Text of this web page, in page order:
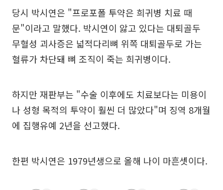
당시 박시연은 "프로포폴 투약은 희귀병 치료 때
문"이라고 말했다. 박시연이 앓고 있다는 대퇴골두
무혈성 괴사증은 넓적다리뼈 위쪽 대퇴골두로 가는
혈류가 차단돼 뼈 조직이 죽는 희귀병이다.
하지만 재판부는 "수술 이후에도 치료보다는 미용이
나 성형 목적의 투약이 훨씬 더 많았다"며 징역 8개월
에 집행유예 2년을 선고했다.
한편 박시연은 1979년생으로 올해 나이 마흔셋이다.